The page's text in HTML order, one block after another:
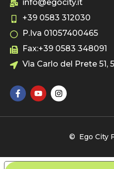
info@egocity.it
+39 0583 312030
P.Iva 01057400465
Fax:+39 0583 348091
Via Carlo del Prete 51,
© Ego City